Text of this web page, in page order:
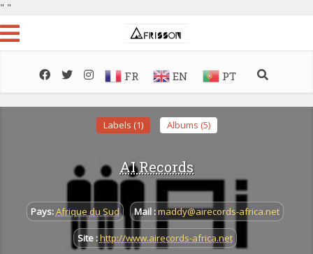
" "
FR EN PT
Labels (1) Albums (5)
AI Records
Pays:Afrique du Sud Mail :maddy@airecords-africa.net
Site :http://www.airecords-africa.net